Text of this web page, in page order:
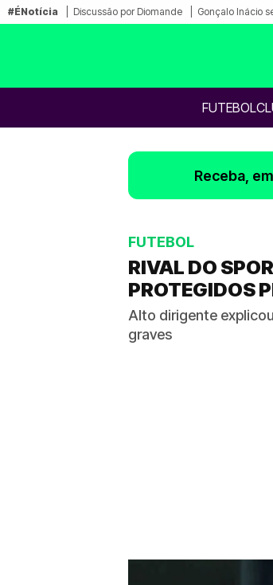
#ÉNotícia Discussão por Diomande Gonçalo Inácio
FUTEBOL
Receba,
FUTEBOL
RIVAL DO
PROTEGIDOS
Alto dirigente
graves